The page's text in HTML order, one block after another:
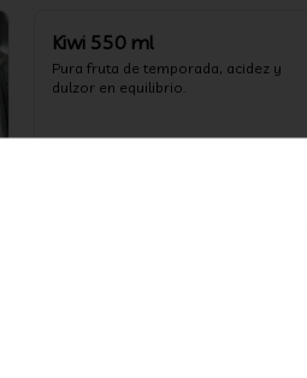
Kiwi 550 ml
Pura fruta de temporada, acidez y
dulzor en equilibrio.